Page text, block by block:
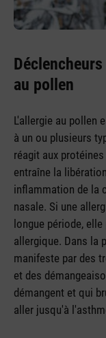
au pollen
L'allergie au pollen
à un ou plusieurs
réagit aux
entraîne la
inflammation de la
nasale. Si une
longue période,
allergique. Dans la
manifeste par des
et des
démangent et qui
aller jusqu'à